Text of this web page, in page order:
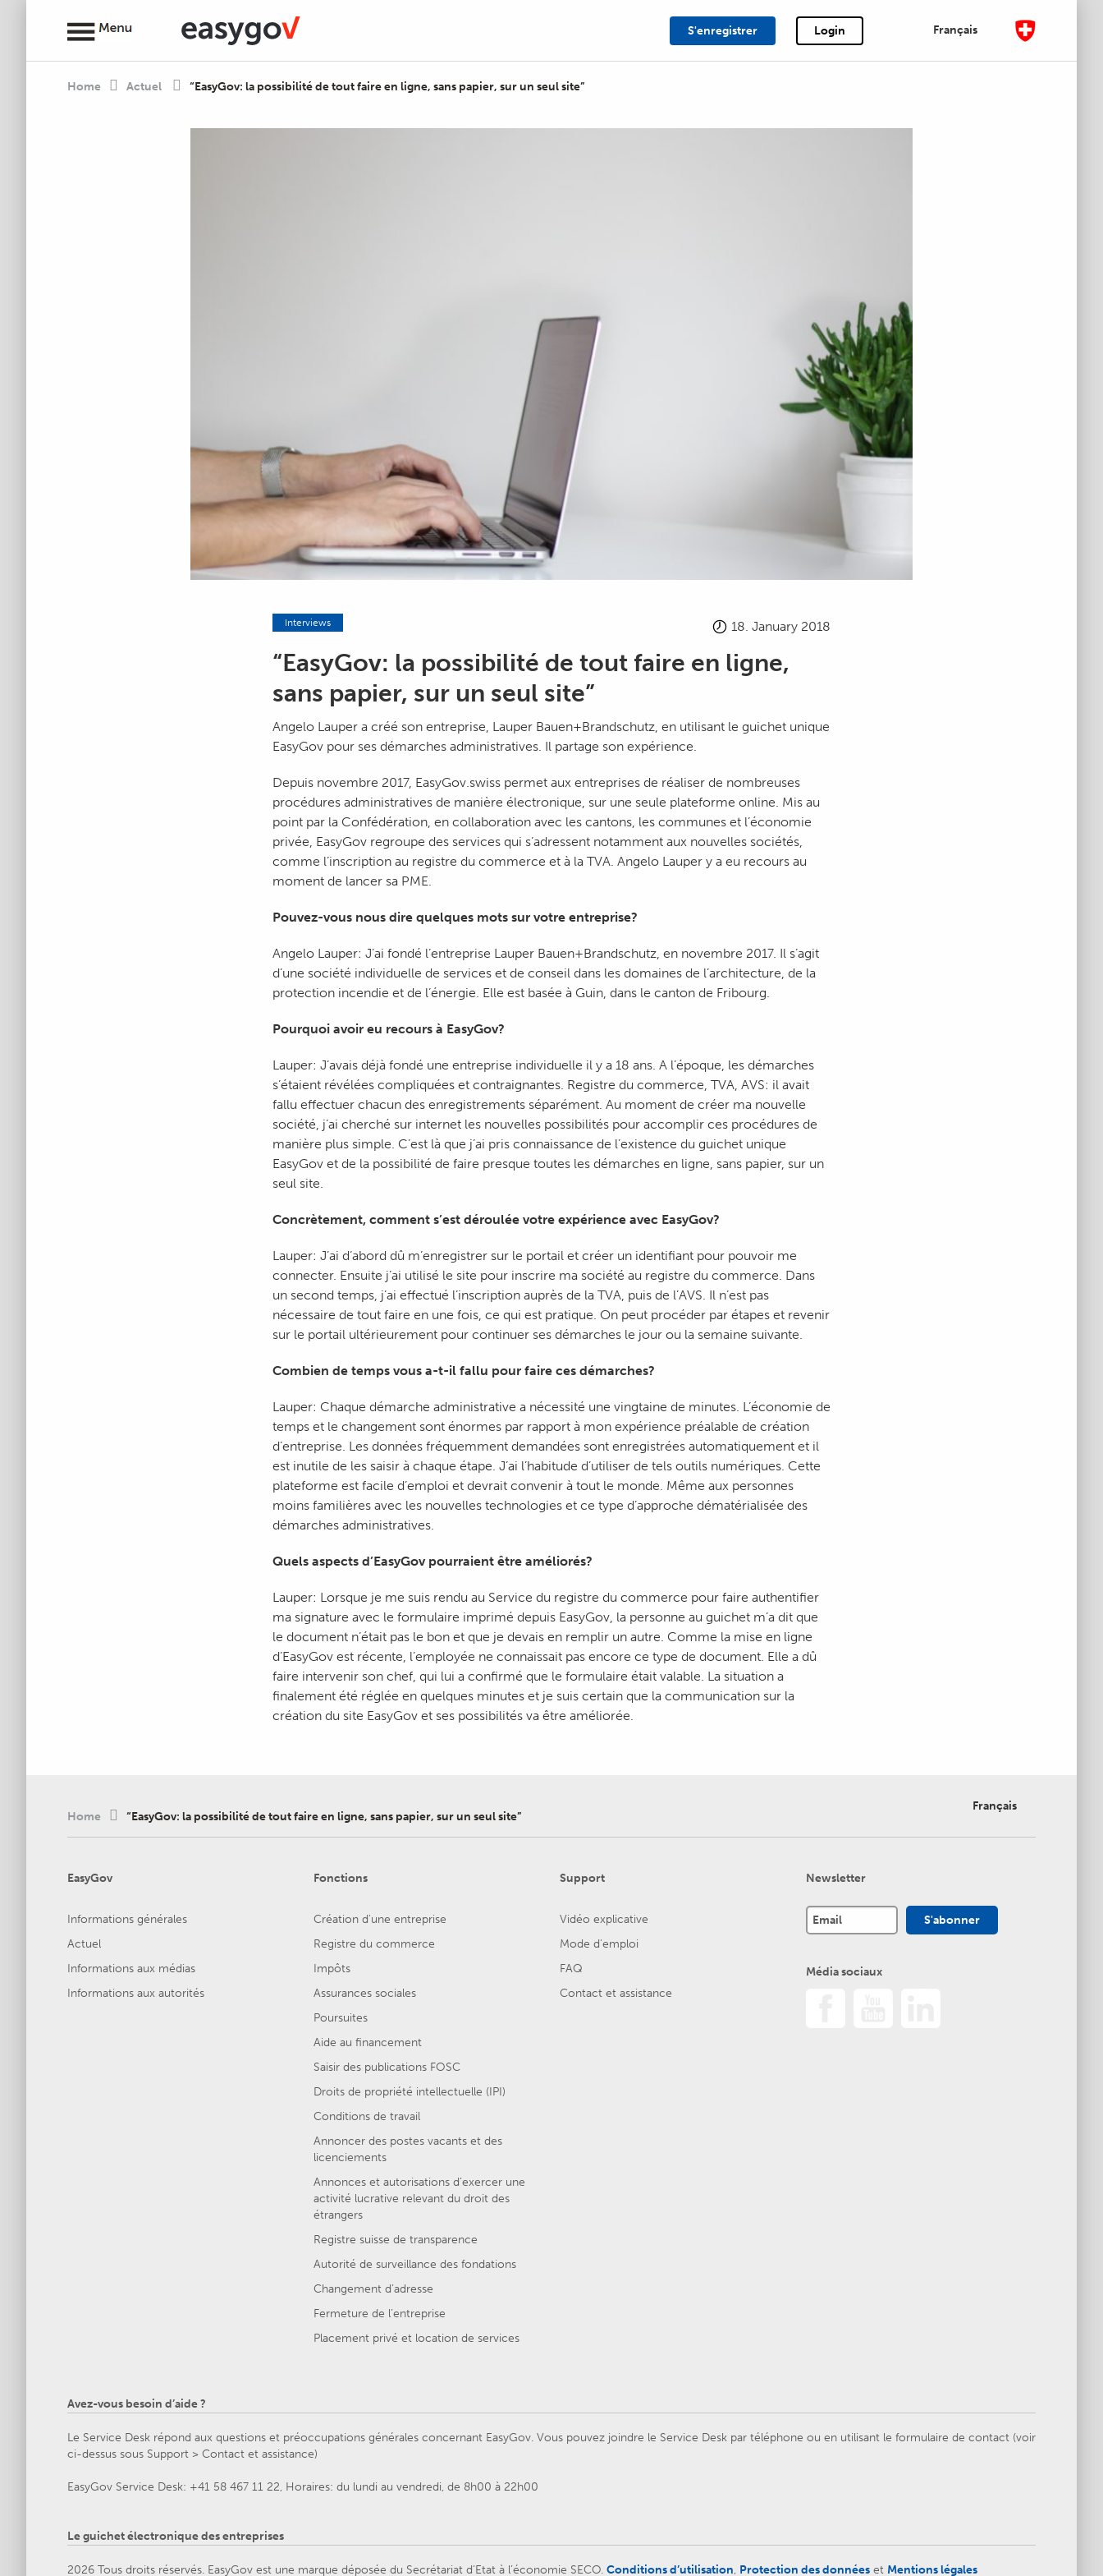
S'enregistrer Login Français
Home Actuel “EasyGov: la possibilité de tout faire en ligne, sans papier, sur un seul site”
Interviews 18. January 2018
“EasyGov: la possibilité de tout faire en ligne,
sans papier, sur un seul site”
Angelo Lauper a créé son entreprise, Lauper Bauen+Brandschutz, en utilisant le guichet unique
EasyGov pour ses démarches administratives. Il partage son expérience.
Depuis novembre 2017, EasyGov.swiss permet aux entreprises de réaliser de nombreuses
procédures administratives de manière électronique, sur une seule plateforme online. Mis au
point par la Confédération, en collaboration avec les cantons, les communes et l’économie
privée, EasyGov regroupe des services qui s’adressent notamment aux nouvelles sociétés,
comme l’inscription au registre du commerce et à la TVA. Angelo Lauper y a eu recours au
moment de lancer sa PME.
Pouvez-vous nous dire quelques mots sur votre entreprise?
Angelo Lauper: J’ai fondé l’entreprise Lauper Bauen+Brandschutz, en novembre 2017. Il s’agit
d’une société individuelle de services et de conseil dans les domaines de l’architecture, de la
protection incendie et de l’énergie. Elle est basée à Guin, dans le canton de Fribourg.
Pourquoi avoir eu recours à EasyGov?
Lauper: J’avais déjà fondé une entreprise individuelle il y a 18 ans. A l’époque, les démarches
s’étaient révélées compliquées et contraignantes. Registre du commerce, TVA, AVS: il avait
fallu effectuer chacun des enregistrements séparément. Au moment de créer ma nouvelle
société, j’ai cherché sur internet les nouvelles possibilités pour accomplir ces procédures de
manière plus simple. C’est là que j’ai pris connaissance de l’existence du guichet unique
EasyGov et de la possibilité de faire presque toutes les démarches en ligne, sans papier, sur un
seul site.
Concrètement, comment s’est déroulée votre expérience avec EasyGov?
Lauper: J’ai d’abord dû m’enregistrer sur le portail et créer un identifiant pour pouvoir me
connecter. Ensuite j’ai utilisé le site pour inscrire ma société au registre du commerce. Dans
un second temps, j’ai effectué l’inscription auprès de la TVA, puis de l’AVS. Il n’est pas
nécessaire de tout faire en une fois, ce qui est pratique. On peut procéder par étapes et revenir
sur le portail ultérieurement pour continuer ses démarches le jour ou la semaine suivante.
Combien de temps vous a-t-il fallu pour faire ces démarches?
Lauper: Chaque démarche administrative a nécessité une vingtaine de minutes. L’économie de
temps et le changement sont énormes par rapport à mon expérience préalable de création
d’entreprise. Les données fréquemment demandées sont enregistrées automatiquement et il
est inutile de les saisir à chaque étape. J’ai l’habitude d’utiliser de tels outils numériques. Cette
plateforme est facile d’emploi et devrait convenir à tout le monde. Même aux personnes
moins familières avec les nouvelles technologies et ce type d’approche dématérialisée des
démarches administratives.
Quels aspects d’EasyGov pourraient être améliorés?
Lauper: Lorsque je me suis rendu au Service du registre du commerce pour faire authentifier
ma signature avec le formulaire imprimé depuis EasyGov, la personne au guichet m’a dit que
le document n’était pas le bon et que je devais en remplir un autre. Comme la mise en ligne
d’EasyGov est récente, l’employée ne connaissait pas encore ce type de document. Elle a dû
faire intervenir son chef, qui lui a confirmé que le formulaire était valable. La situation a
finalement été réglée en quelques minutes et je suis certain que la communication sur la
création du site EasyGov et ses possibilités va être améliorée.
Home “EasyGov: la possibilité de tout faire en ligne, sans papier, sur un seul site”
Français
EasyGov
Informations générales
Actuel
Informations aux médias
Informations aux autorités
Fonctions
Création d'une entreprise
Registre du commerce
Impôts
Assurances sociales
Poursuites
Aide au financement
Saisir des publications FOSC
Droits de propriété intellectuelle (IPI)
Conditions de travail
Annoncer des postes vacants et des
licenciements
Annonces et autorisations d’exercer une
activité lucrative relevant du droit des
étrangers
Registre suisse de transparence
Autorité de surveillance des fondations
Changement d’adresse
Fermeture de l’entreprise
Placement privé et location de services
Support
Vidéo explicative
Mode d'emploi
FAQ
Contact et assistance
Newsletter
Média sociaux
Avez-vous besoin d’aide ?
Le Service Desk répond aux questions et préoccupations générales concernant EasyGov. Vous pouvez joindre le Service Desk par téléphone ou en utilisant le formulaire de contact (voir
ci-dessus sous Support > Contact et assistance)
EasyGov Service Desk: +41 58 467 11 22, Horaires: du lundi au vendredi, de 8h00 à 22h00
Le guichet électronique des entreprises
2026 Tous droits réservés. EasyGov est une marque déposée du Secrétariat d’Etat à l’économie SECO. Conditions d’utilisation, Protection des données et Mentions légales